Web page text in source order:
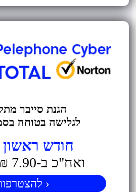
הגנת סייבר
לגלישה בטוחה
חודש ראשון
ואח"כ ב-7.90 ₪ לחודש
להצטרפות ›